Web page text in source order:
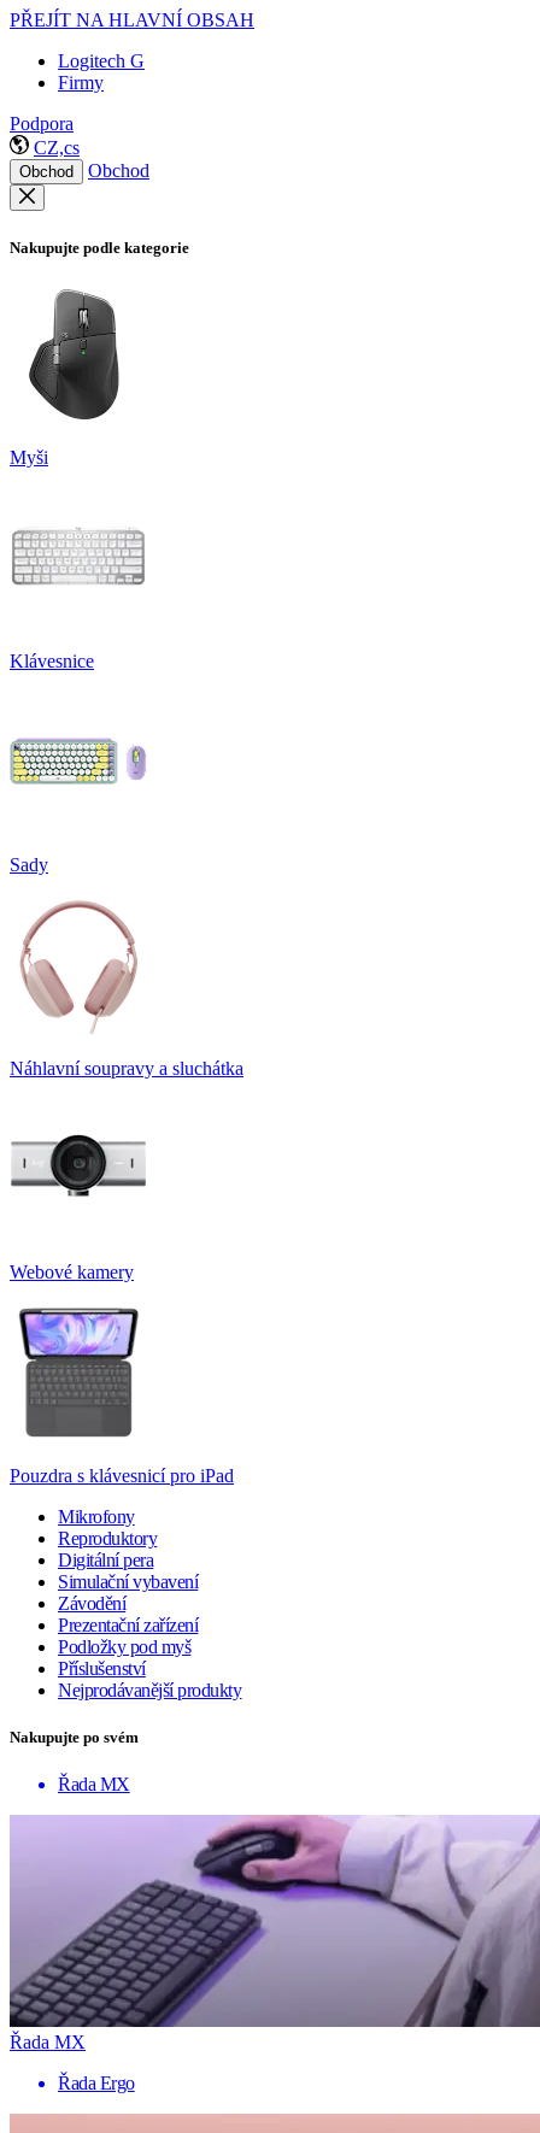
PŘEJÍT NA HLAVNÍ OBSAH
Logitech G
Firmy
Podpora
CZ,cs
Obchod Obchod
Nakupujte podle kategorie
Myši
Klávesnice
Sady
Náhlavní soupravy a sluchátka
Webové kamery
Pouzdra s klávesnicí pro iPad
Mikrofony
Reproduktory
Digitální pera
Simulační vybavení
Závodění
Prezentační zařízení
Podložky pod myš
Příslušenství
Nejprodávanější produkty
Nakupujte po svém
Řada MX
Řada MX
Řada Ergo